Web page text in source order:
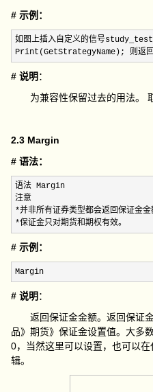
# 示例：
如图上插入自定义的信号
Print(GetStrategyName); 则返
# 说明 ：
为兼容性保留过去的用法。 取
2.3 Margin
# 语法：
语法 Margin
*
*保证金只对期货和期权有效。
# 示例：
Margin
# 说明 ：
返回保证金金额。返回保证
品》期货》保证金设置值。大多
0，当然这里可以设置，也可以
辑。